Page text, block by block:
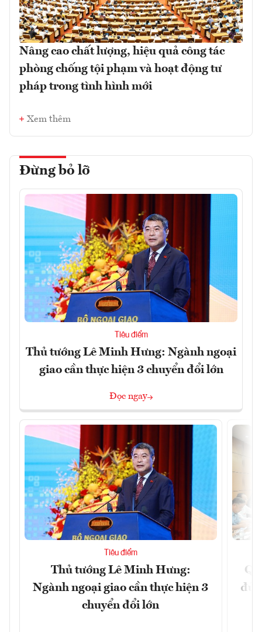
Nâng cao chất lượng, hiệu quả công tác
phòng chống tội phạm và hoạt động tư
pháp trong tình hình mới
Xem thêm
Đừng bỏ lỡ
Tiêu điểm
Thủ tướng Lê Minh Hưng: Ngành ngoại
giao cần thực hiện 3 chuyển đổi lớn
Đọc ngay
Tiêu điểm
Thủ tướng Lê Minh Hưng:
Ngành ngoại giao cần thực hiện 3
chuyển đổi lớn
đủ